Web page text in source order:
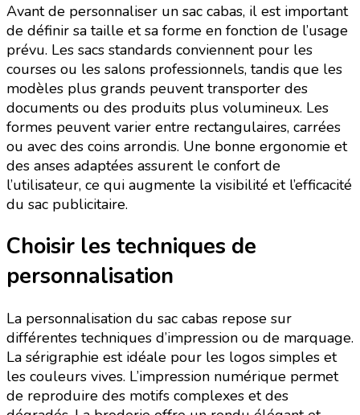
Avant de personnaliser un sac cabas, il est important
de définir sa taille et sa forme en fonction de l’usage
prévu. Les sacs standards conviennent pour les
courses ou les salons professionnels, tandis que les
modèles plus grands peuvent transporter des
documents ou des produits plus volumineux. Les
formes peuvent varier entre rectangulaires, carrées
ou avec des coins arrondis. Une bonne ergonomie et
des anses adaptées assurent le confort de
l’utilisateur, ce qui augmente la visibilité et l’efficacité
du sac publicitaire.
Choisir les techniques de
personnalisation
La personnalisation du sac cabas repose sur
différentes techniques d’impression ou de marquage.
La sérigraphie est idéale pour les logos simples et
les couleurs vives. L’impression numérique permet
de reproduire des motifs complexes et des